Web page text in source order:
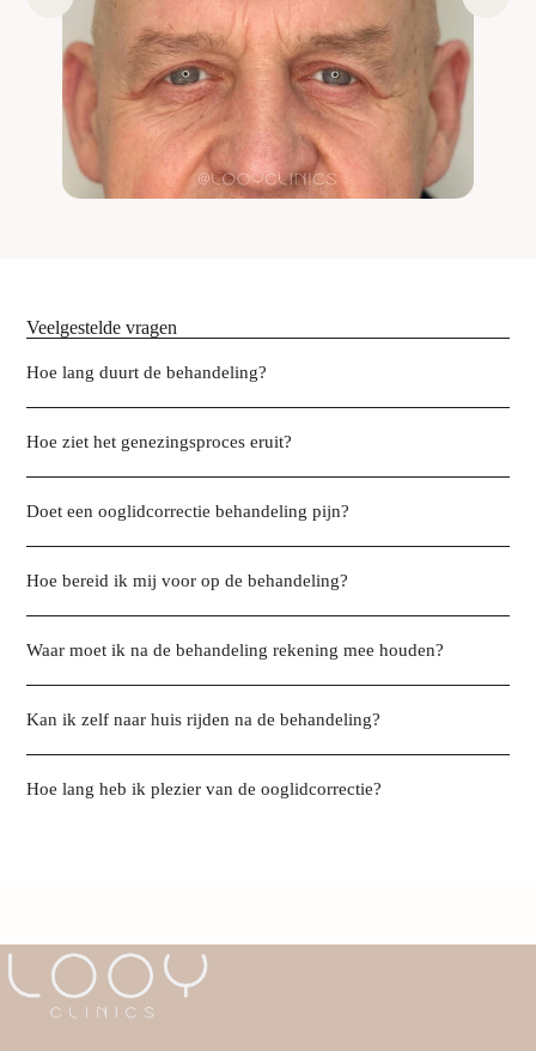
Veelgestelde vragen
Hoe lang duurt de behandeling?
Hoe ziet het genezingsproces eruit?
Doet een ooglidcorrectie behandeling pijn?
Hoe bereid ik mij voor op de behandeling?
Waar moet ik na de behandeling rekening mee houden?
Kan ik zelf naar huis rijden na de behandeling?
Hoe lang heb ik plezier van de ooglidcorrectie?